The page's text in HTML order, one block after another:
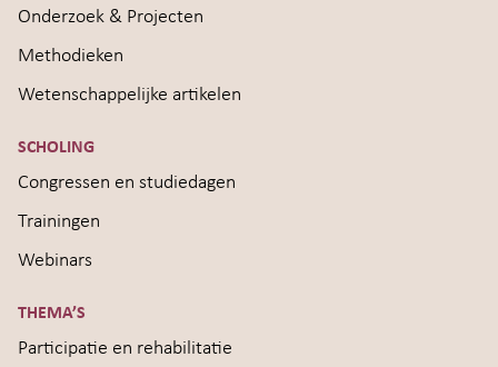
Onderzoek & Projecten
Methodieken
Wetenschappelijke artikelen
SCHOLING
Congressen en studiedagen
Trainingen
Webinars
THEMA’S
Participatie en rehabilitatie